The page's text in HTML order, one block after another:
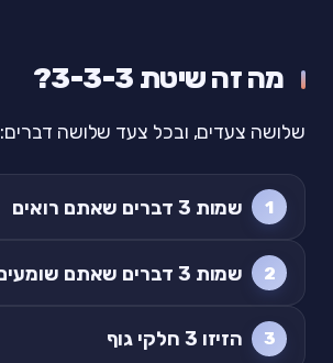
מה זה שיטת 3-3-3?
שלושה צעדים, ובכל צעד שלושה דברים:
שמות 3 דברים שאתם רואים
שמות 3 דברים שאתם שומעים
הזיזו 3 חלקי גוף